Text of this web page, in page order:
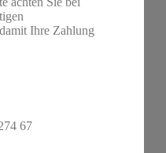
Ihre Zahlung
67